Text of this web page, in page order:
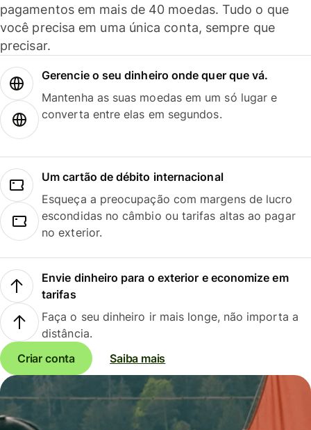
pagamentos em mais de 40 moedas. Tudo o que
você precisa em uma única conta, sempre que
precisar.
Gerencie o seu dinheiro onde quer que vá.
Mantenha as suas moedas em um só lugar e
converta entre elas em segundos.
Um cartão de débito internacional
Esqueça a preocupação com margens de lucro
escondidas no câmbio ou tarifas altas ao pagar
no exterior.
Envie dinheiro para o exterior e economize em
tarifas
Faça o seu dinheiro ir mais longe, não importa a
distância.
Criar conta
Saiba mais